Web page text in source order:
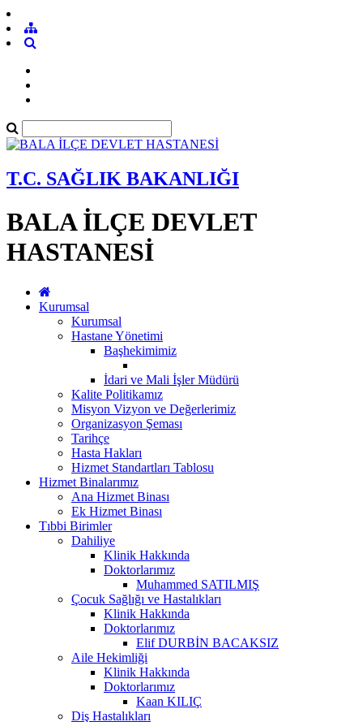
T.C. SAĞLIK BAKANLIĞI
BALA İLÇE DEVLET
HASTANESİ
Kurumsal
Kurumsal
Hastane Yönetimi
Başhekimimiz
İdari ve Mali İşler Müdürü
Kalite Politikamız
Misyon Vizyon ve Değerlerimiz
Organizasyon Şeması
Tarihçe
Hasta Hakları
Hizmet Standartları Tablosu
Hizmet Binalarımız
Ana Hizmet Binası
Ek Hizmet Binası
Tıbbi Birimler
Dahiliye
Klinik Hakkında
Doktorlarımız
Muhammed SATILMIŞ
Çocuk Sağlığı ve Hastalıkları
Klinik Hakkında
Doktorlarımız
Elif DURBİN BACAKSIZ
Aile Hekimliği
Klinik Hakkında
Doktorlarımız
Kaan KILIÇ
Diş Hastalıkları